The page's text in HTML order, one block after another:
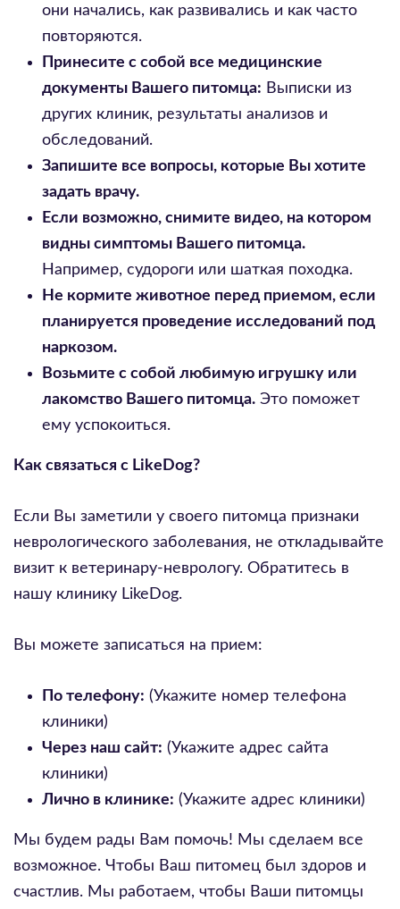
они начались, как развивались и как часто
повторяются.
Принесите с собой все медицинские
документы Вашего питомца: Выписки из
других клиник, результаты анализов и
обследований.
Запишите все вопросы, которые Вы хотите
задать врачу.
Если возможно, снимите видео, на котором
видны симптомы Вашего питомца.
Например, судороги или шаткая походка.
Не кормите животное перед приемом, если
планируется проведение исследований под
наркозом.
Возьмите с собой любимую игрушку или
лакомство Вашего питомца. Это поможет
ему успокоиться.
Как связаться с LikeDog?
Если Вы заметили у своего питомца признаки
неврологического заболевания, не откладывайте
визит к ветеринару-неврологу. Обратитесь в
нашу клинику LikeDog.
Вы можете записаться на прием:
По телефону: (Укажите номер телефона
клиники)
Через наш сайт: (Укажите адрес сайта
клиники)
Лично в клинике: (Укажите адрес клиники)
Мы будем рады Вам помочь! Мы сделаем все
возможное. Чтобы Ваш питомец был здоров и
счастлив. Мы работаем, чтобы Ваши питомцы